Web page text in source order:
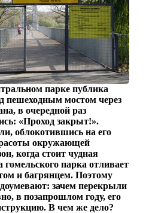
парке публика
пешеходным мостом через
в очередной раз
«Проход закрыт!».
облокотившись на его
окружающей
когда стоит чудная
гомельского парка отливает
и багрянцем. Поэтому
зачем перекрыли
в позапрошлом году, его
В чем же дело?